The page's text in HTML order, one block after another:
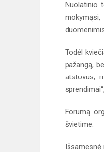
Nuolatinio
Todėl
pažangą,
atstovus,
Forumą
švietime.
Išsamesnė